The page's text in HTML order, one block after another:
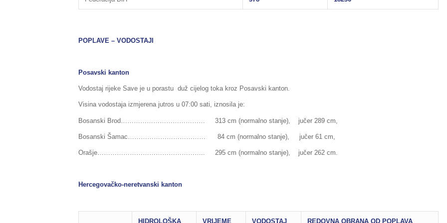
POPLAVE – VODOSTAJI
Posavski kanton
Vodostaj rijeke Save je u porastu duž cijelog toka kroz Posavski kanton.
Visina vodostaja izmjerena jutros u 07:00 sati, iznosila je:
Bosanski Brod………………………………… 313 cm (normalno stanje), jučer 289 cm,
Bosanski Šamac……………………………… 84 cm (normalno stanje), jučer 61 cm,
Orašje………………………………………….. 295 cm (normalno stanje), jučer 262 cm.
Hercegovačko-neretvanski kanton
HIDROLOŠKA
VRIJEME VODOSTAJ REDOVNA OBRANA OD POPLAVA